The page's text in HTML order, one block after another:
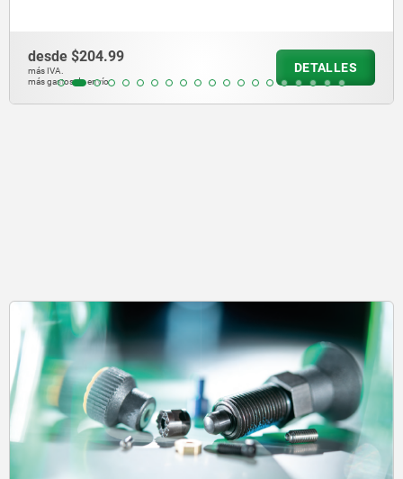
desde$150.81
más IVA.
más gastos de envío
DETALLES